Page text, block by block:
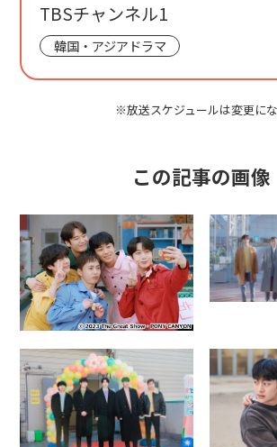
TBSチャンネル1
韓国・アジアドラマ
※放送スケジュールは変更に
この記事の画像